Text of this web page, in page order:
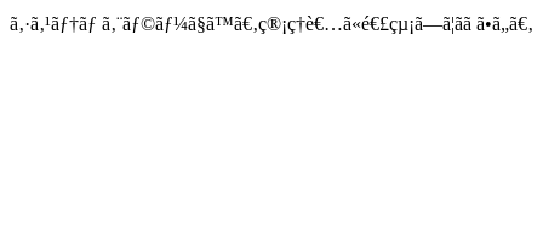
ã‚·ã‚¹ãƒ†ãƒ ã‚¨ãƒ©ãƒ¼ã§ã™ã€‚ç®¡ç†è€…ã«é€£çµ¡ã—ã¦ãã ã•ã„ã€‚